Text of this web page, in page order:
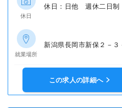
休日
休日：日他 週休二日
就業場所
新潟県長岡市新保２－
この求人の詳細へ